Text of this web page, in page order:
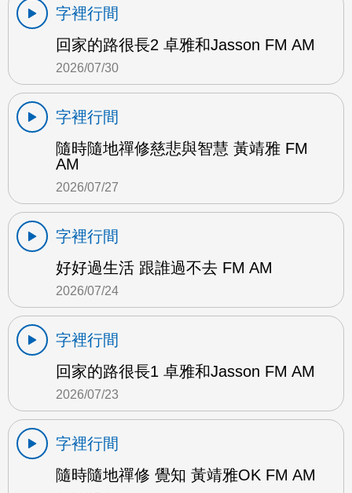
字裡行間
回家的路很長2 卓雅和Jasson FM AM
2026/07/30
字裡行間
隨時隨地禪修慈悲與智慧 黃靖雅 FM
AM
2026/07/27
字裡行間
好好過生活 跟誰過不去 FM AM
2026/07/24
字裡行間
回家的路很長1 卓雅和Jasson FM AM
2026/07/23
字裡行間
隨時隨地禪修 覺知 黃靖雅OK FM AM